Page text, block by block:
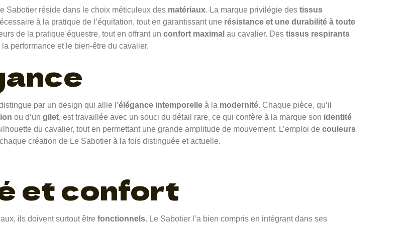
Sabotier réside dans le choix méticuleux des matériaux. La marque privilégie des tissus
à la pratique de l’équitation, tout en garantissant une résistance et une durabilité à toute
de la pratique équestre, tout en offrant un confort maximal au cavalier. Des tissus respirants
performance et le bien-être du cavalier.
par un design qui allie l’élégance intemporelle à la modernité. Chaque pièce, qu’il
ou d’un gilet, est travaillée avec un souci du détail rare, ce qui confère à la marque son identité
du cavalier, tout en permettant une grande amplitude de mouvement. L’emploi de couleurs
création de Le Sabotier à la fois distinguée et actuelle.
et confort
ils doivent surtout être fonctionnels. Le Sabotier l’a bien compris en intégrant dans ses